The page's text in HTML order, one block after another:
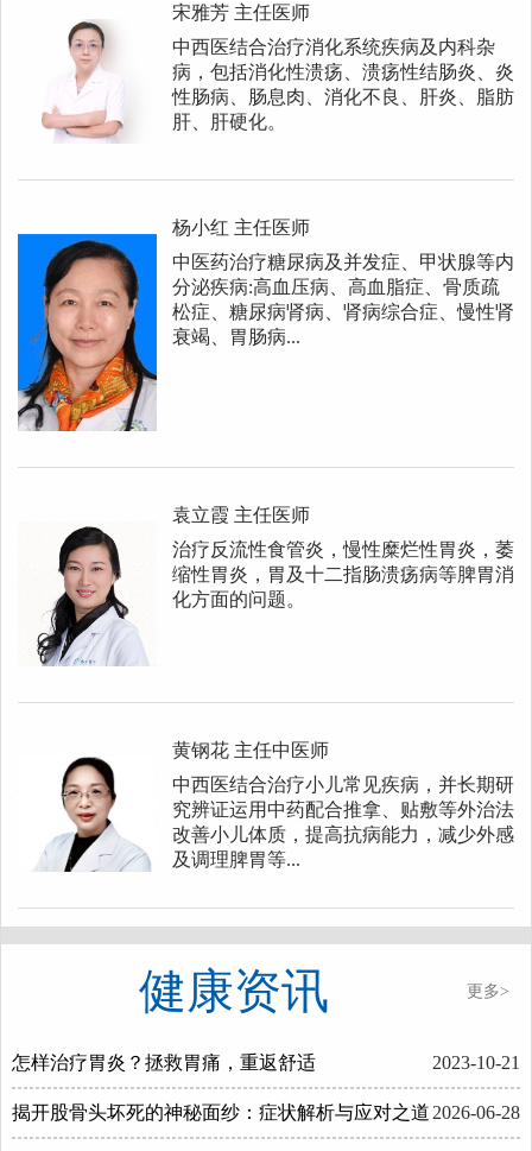
宋雅芳 主任医师
中西医结合治疗消化系统疾病及内科杂
病，包括消化性溃疡、溃疡性结肠炎、炎
性肠病、肠息肉、消化不良、肝炎、脂肪
肝、肝硬化。
杨小红 主任医师
中医药治疗糖尿病及并发症、甲状腺等内
分泌疾病:高血压病、高血脂症、骨质疏
松症、糖尿病肾病、肾病综合症、慢性肾
衰竭、胃肠病...
袁立霞 主任医师
治疗反流性食管炎，慢性糜烂性胃炎，萎
缩性胃炎，胃及十二指肠溃疡病等脾胃消
化方面的问题。
黄钢花 主任中医师
中西医结合治疗小儿常见疾病，并长期研
究辨证运用中药配合推拿、贴敷等外治法
改善小儿体质，提高抗病能力，减少外感
及调理脾胃等...
健康资讯 更多>
怎样治疗胃炎？拯救胃痛，重返舒适 2023-10-21
揭开股骨头坏死的神秘面纱：症状解析与应对之道 2026-06-28